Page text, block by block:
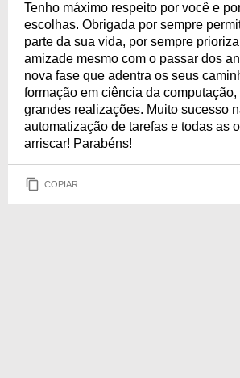
Tenho máximo respeito por você e
escolhas. Obrigada por sempre
parte da sua vida, por sempre
amizade mesmo com o passar dos
nova fase que adentra os seus
formação em ciência da computação,
grandes realizações. Muito sucesso
automatização de tarefas e todas as
arriscar! Parabéns!
COPIAR